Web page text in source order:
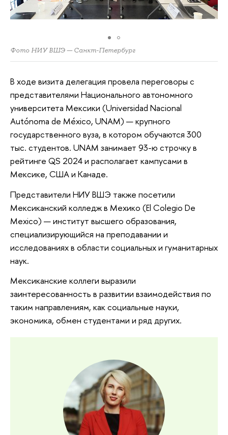
Фото НИУ ВШЭ — Санкт-Петербург
В ходе визита делегация провела переговоры с
представителями Национального автономного
университета Мексики (Universidad Nacional
Autónoma de México, UNAM) — крупного
государственного вуза, в котором обучаются 300
тыс. студентов. UNAM занимает 93-ю строчку в
рейтинге QS 2024 и располагает кампусами в
Мексике, США и Канаде.
Представители НИУ ВШЭ также посетили
Мексиканский колледж в Мехико (El Colegio De
Mexico) — институт высшего образования,
специализирующийся на преподавании и
исследованиях в области социальных и гуманитарных
наук.
Мексиканские коллеги выразили
заинтересованность в развитии взаимодействия по
таким направлениям, как социальные науки,
экономика, обмен студентами и ряд других.